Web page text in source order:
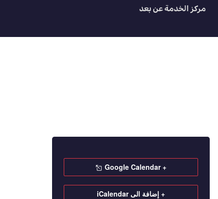
مركز الخدمة عن بعد
+ Google Calendar
+ إضافة الى iCalendar